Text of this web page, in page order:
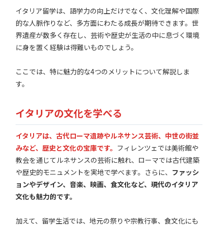
イタリア留学は、語学力の向上だけでなく、文化理解や国際
的な人脈作りなど、多方面にわたる成長が期待できます。世
界遺産が数多く存在し、芸術や歴史が生活の中に息づく環境
に身を置く経験は得難いものでしょう。
ここでは、特に魅力的な4つのメリットについて解説しま
す。
イタリアの文化を学べる
イタリアは、古代ローマ遺跡やルネサンス芸術、中世の街並
みなど、歴史と文化の宝庫です。 フィレンツェでは美術館や
教会を通じてルネサンスの芸術に触れ、ローマでは古代建築
や歴史的モニュメントを実地で学べます。さらに、 ファッシ
ョンやデザイン、音楽、映画、食文化など、現代のイタリア
文化も魅力的です。
加えて、留学生活では、地元の祭りや宗教行事、食文化にも